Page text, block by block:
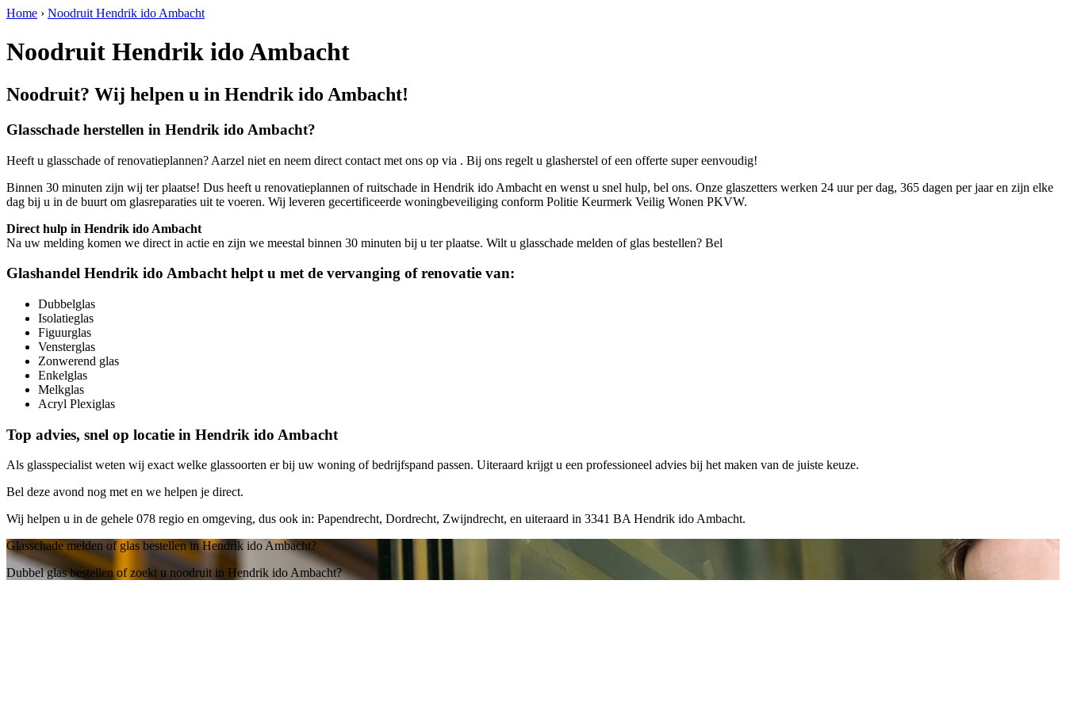
Home › Noodruit Hendrik ido Ambacht
Noodruit Hendrik ido Ambacht
Noodruit? Wij helpen u in Hendrik ido Ambacht!
Glasschade herstellen in Hendrik ido Ambacht?
Heeft u glasschade of renovatieplannen? Aarzel niet en neem direct contact met ons op via . Bij ons regelt u glasherstel of een offerte super eenvoudig!
Binnen 30 minuten zijn wij ter plaatse! Dus heeft u renovatieplannen of ruitschade in Hendrik ido Ambacht en wenst u snel hulp, bel ons. Onze glaszetters werken 24 uur per dag, 365 dagen per jaar en zijn elke
dag bij u in de buurt om glasreparaties uit te voeren. Wij leveren gecertificeerde woningbeveiliging conform Politie Keurmerk Veilig Wonen PKVW.
Direct hulp in Hendrik ido Ambacht
Na uw melding komen we direct in actie en zijn we meestal binnen 30 minuten bij u ter plaatse. Wilt u glasschade melden of glas bestellen? Bel
Glashandel Hendrik ido Ambacht helpt u met de vervanging of renovatie van:
Dubbelglas
Isolatieglas
Figuurglas
Vensterglas
Zonwerend glas
Enkelglas
Melkglas
Acryl Plexiglas
Top advies, snel op locatie in Hendrik ido Ambacht
Als glasspecialist weten wij exact welke glassoorten er bij uw woning of bedrijfspand passen. Uiteraard krijgt u een professioneel advies bij het maken van de juiste keuze.
Bel deze avond nog met en we helpen je direct.
Wij helpen u in de gehele 078 regio en omgeving, dus ook in: Papendrecht, Dordrecht, Zwijndrecht, en uiteraard in 3341 BA Hendrik ido Ambacht.
Glasschade melden of glas bestellen in Hendrik ido Ambacht?
Dubbel glas bestellen of zoekt u noodruit in Hendrik ido Ambacht?